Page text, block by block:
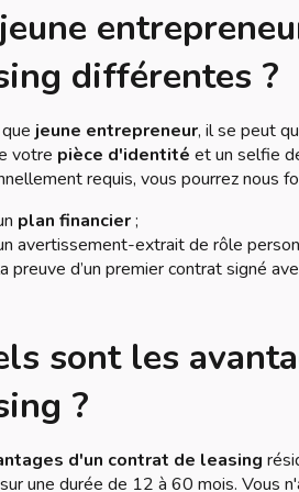
différentes ?
jeune entrepreneur, il se peut
votre pièce d'identité et un selfie
requis, vous pourrez nous
plan financier;
avertissement-extrait de rôle
preuve d’un premier contrat signé
sont les
?
d'un contrat de leasing
une durée de 12 à 60 mois. Vous